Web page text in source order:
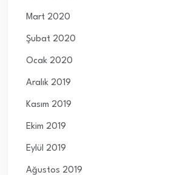
Mart 2020
Şubat 2020
Ocak 2020
Aralık 2019
Kasım 2019
Ekim 2019
Eylül 2019
Ağustos 2019